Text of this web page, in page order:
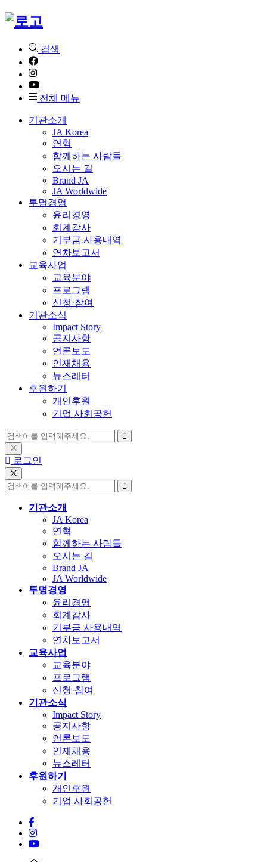
검색
전체 메뉴
기관소개
JA Korea
연혁
함께하는 사람들
오시는 길
Brand JA
JA Worldwide
투명경영
윤리경영
회계감사
기부금 사용내역
연차보고서
교육사업
교육분야
프로그램
신청·참여
기관소식
Impact Story
공지사항
언론보도
인재채용
뉴스레터
후원하기
개인후원
기업 사회공헌
로그인
기관소개
JA Korea
연혁
함께하는 사람들
오시는 길
Brand JA
JA Worldwide
투명경영
윤리경영
회계감사
기부금 사용내역
연차보고서
교육사업
교육분야
프로그램
신청·참여
기관소식
Impact Story
공지사항
언론보도
인재채용
뉴스레터
후원하기
개인후원
기업 사회공헌